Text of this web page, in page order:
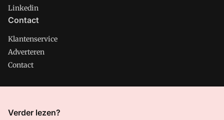
Linkedin
Contact
Klantenservice
Adverteren
Contact
CMweb is onderdeel van VMN media. Lees in
Verder lezen?